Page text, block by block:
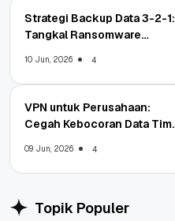
Strategi Backup Data 3-2-1:
Tangkal Ransomware
10 Jun, 2026 4
VPN untuk Perusahaan:
Cegah Kebocoran Data Tim
09 Jun, 2026 4
Topik Populer